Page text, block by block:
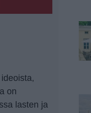
on
lasten ja